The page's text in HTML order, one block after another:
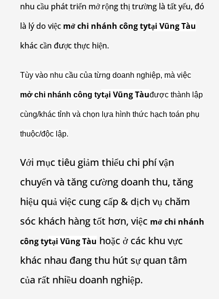
nhu cầu phát triển mở rộng thị trường là tất yếu, đó
là lý do việc mở chi nhánh công tytại Vũng Tàu
khác cần được thực hiện.
Tùy vào nhu cầu của từng doanh nghiệp, mà việc
mở chi nhánh công tytại Vũng Tàuđược thành lập
cùng/khác tỉnh và chọn lựa hình thức hạch toán phụ
thuộc/độc lập.
Với mục tiêu giảm thiểu chi phí vận
chuyển và tăng cường doanh thu, tăng
hiệu quả việc cung cấp & dịch vụ chăm
sóc khách hàng tốt hơn, việc mở chi nhánh
công tytại Vũng Tàu hoặc ở các khu vực
khác nhau đang thu hút sự quan tâm
của rất nhiều doanh nghiệp.